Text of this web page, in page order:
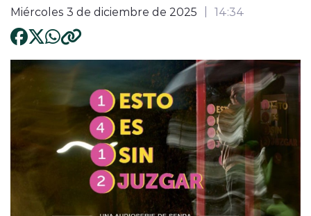
Miércoles 3 de diciembre de 2025 14:34